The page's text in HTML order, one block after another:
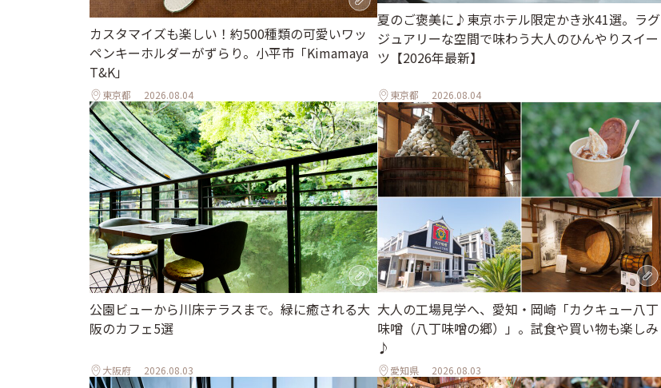
カスタマイズも楽しい！約500種類の可愛いワッ
ペンキーホルダーがずらり。小平市「Kimamaya
T&K」
東京都 2026.08.04
夏のご褒美に♪東京ホテル限定かき氷41選。ラグ
ジュアリーな空間で味わう大人のひんやりスイー
ツ【2026年最新】
東京都 2026.08.04
公園ビューから川床テラスまで。緑に癒される大
阪のカフェ5選
大阪府 2026.08.03
大人の工場見学へ、愛知・岡崎「カクキュー八丁
味噌（八丁味噌の郷）」。試食や買い物も楽しみ
♪
愛知県 2026.08.03